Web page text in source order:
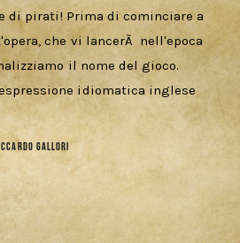
di pirati! Prima di cominciare a
che vi lancerÃ nell'epoca
il nome del gioco.
idiomatica inglese
GALLORI